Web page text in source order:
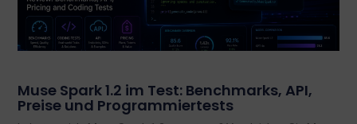
Muse Spark 1.2 im Test: Benchmarks, API,
Preise und Programmiertests